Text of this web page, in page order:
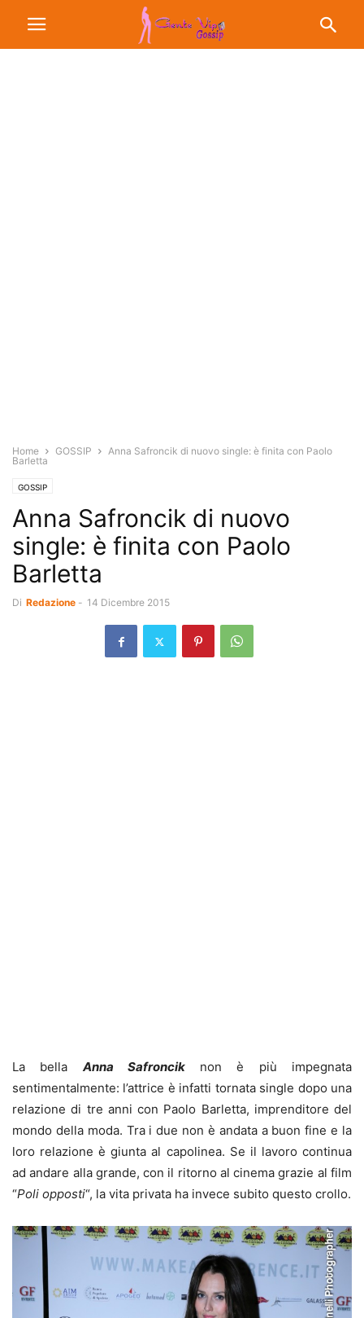
Home GOSSIP
Anna Safroncik di nuovo single: è finita con Paolo
Barletta
GOSSIP
Anna Safroncik di nuovo
single: è finita con Paolo
Barletta
Di Redazione - 14 Dicembre 2015
La bella Anna Safronciknon è più impegnata
sentimentalmente: l’attrice è infatti tornata single dopo una
relazione di tre anni con Paolo Barletta, imprenditore del
mondo della moda. Tra i due non è andata a buon fine e la
loro relazione è giunta al capolinea. Se il lavoro continua
ad andare alla grande, con il ritorno al cinema grazie al film
“Poli opposti“, la vita privata ha invece subito questo crollo.